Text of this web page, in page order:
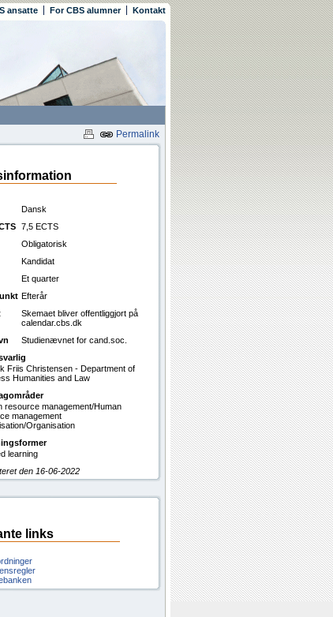
ansatte For CBS alumner Kontakt
Permalink
Dansk
7,5 ECTS
Obligatorisk
Kandidat
Et quarter
Efterår
Skemaet bliver offentliggjort på
calendar.cbs.dk
Studienævnet for cand.soc.
Friis Christensen - Department of
Humanities and Law
resource management/Human
management
Organisation
learning
den 16-06-2022
links